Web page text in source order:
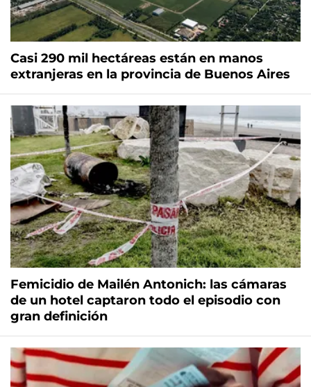
Casi 290 mil hectáreas están en manos
extranjeras en la provincia de Buenos Aires
Femicidio de Mailén Antonich: las cámaras
de un hotel captaron todo el episodio con
gran definición